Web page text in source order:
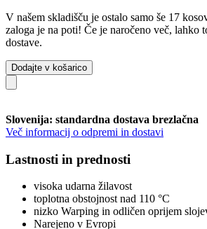
V našem skladišču je ostalo samo še 17
zaloga je na poti! Če je naročeno več, lahko
dostave.
Dodajte v košarico
Slovenija: standardna dostava brezlačna
Več informacij o odpremi in dostavi
Lastnosti in prednosti
visoka udarna žilavost
toplotna obstojnost nad 110 °C
nizko Warping in odličen oprijem
Narejeno v Evropi